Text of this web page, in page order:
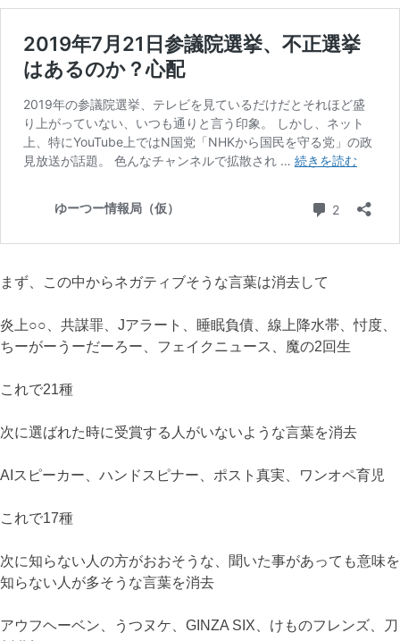
まず、この中からネガティブそうな言葉は消去して
炎上○○、共謀罪、Jアラート、睡眠負債、線上降水帯、忖度、
ちーがーうーだーろー、フェイクニュース、魔の2回生
これで21種
次に選ばれた時に受賞する人がいないような言葉を消去
AIスピーカー、ハンドスピナー、ポスト真実、ワンオペ育児
これで17種
次に知らない人の方がおおそうな、聞いた事があっても意味を
知らない人が多そうな言葉を消去
アウフヘーベン、うつヌケ、GINZA SIX、けものフレンズ、刀